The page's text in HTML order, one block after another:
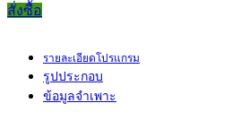
สั่งซื้อ
รายละเอียดโปรแกรม
รูปประกอบ
ข้อมูลจำเพาะ